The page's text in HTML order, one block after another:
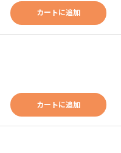
カートに追加
カートに追加